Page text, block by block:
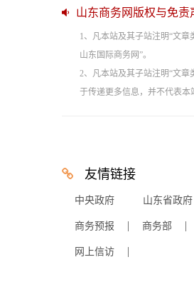
山东商务网版权与免责
1、凡本站及其子站注明“文
山东国际商务网”。
2、凡本站及其子站注明“文
于传递更多信息，并不代表